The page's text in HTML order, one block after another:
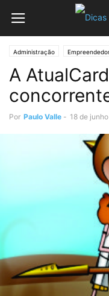
Administração
A
Por Paulo Valle - 18 de